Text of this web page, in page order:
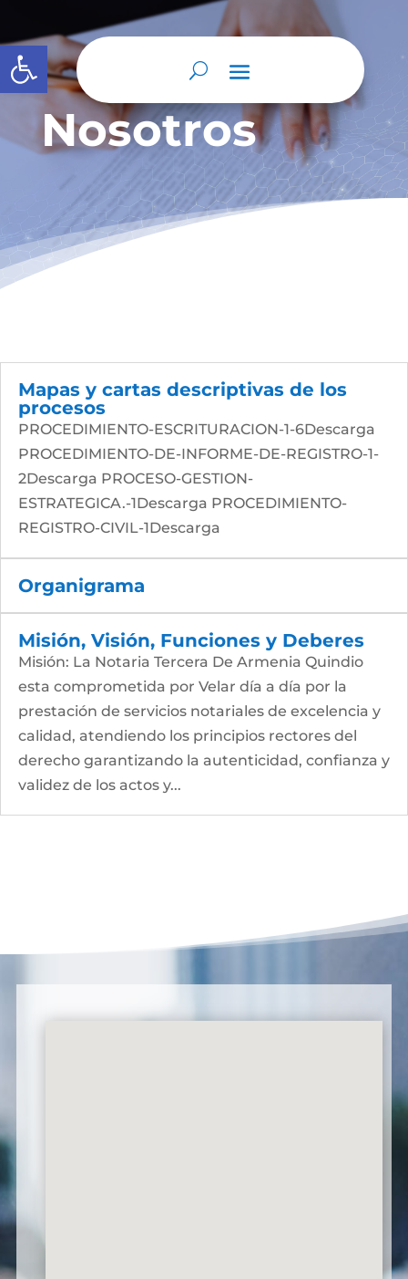
Abrir barra de herramientas
Nosotros
Mapas y cartas descriptivas de los
procesos
PROCEDIMIENTO-ESCRITURACION-1-6Descarga
PROCEDIMIENTO-DE-INFORME-DE-REGISTRO-1-
2Descarga PROCESO-GESTION-
ESTRATEGICA.-1Descarga PROCEDIMIENTO-
REGISTRO-CIVIL-1Descarga
Organigrama
Misión, Visión, Funciones y Deberes
Misión: La Notaria Tercera De Armenia Quindio
esta comprometida por Velar día a día por la
prestación de servicios notariales de excelencia y
calidad, atendiendo los principios rectores del
derecho garantizando la autenticidad, confianza y
validez de los actos y...